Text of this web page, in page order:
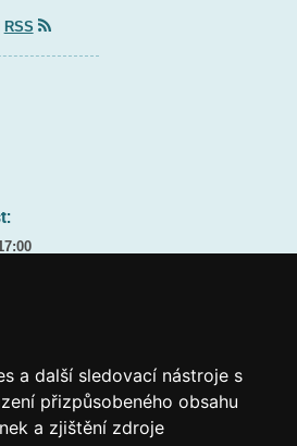
a další sledovací nástroje s
přizpůsobeného obsahu
a zjištění zdroje
RSS
přestávka